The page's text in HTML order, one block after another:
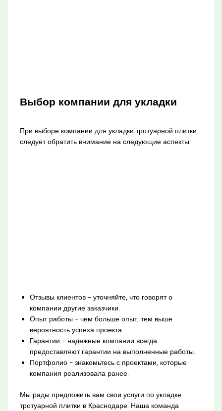
Выбор компании для укладки
При выборе компании для укладки тротуарной плитки
следует обратить внимание на следующие аспекты:
Отзывы клиентов – уточняйте, что говорят о
компании другие заказчики.
Опыт работы – чем больше опыт, тем выше
вероятность успеха проекта.
Гарантии – надежные компании всегда
предоставляют гарантии на выполненные работы.
Портфолио – знакомьтесь с проектами, которые
компания реализовала ранее.
Мы рады предложить вам свои услуги по укладке
тротуарной плитки в Краснодаре. Наша команда